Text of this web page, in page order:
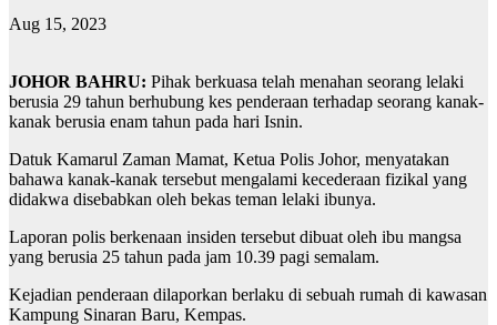
Aug 15, 2023
JOHOR BAHRU: Pihak berkuasa telah menahan seorang lelaki
berusia 29 tahun berhubung kes penderaan terhadap seorang kanak-
kanak berusia enam tahun pada hari Isnin.
Datuk Kamarul Zaman Mamat, Ketua Polis Johor, menyatakan
bahawa kanak-kanak tersebut mengalami kecederaan fizikal yang
didakwa disebabkan oleh bekas teman lelaki ibunya.
Laporan polis berkenaan insiden tersebut dibuat oleh ibu mangsa
yang berusia 25 tahun pada jam 10.39 pagi semalam.
Kejadian penderaan dilaporkan berlaku di sebuah rumah di kawasan
Kampung Sinaran Baru, Kempas.